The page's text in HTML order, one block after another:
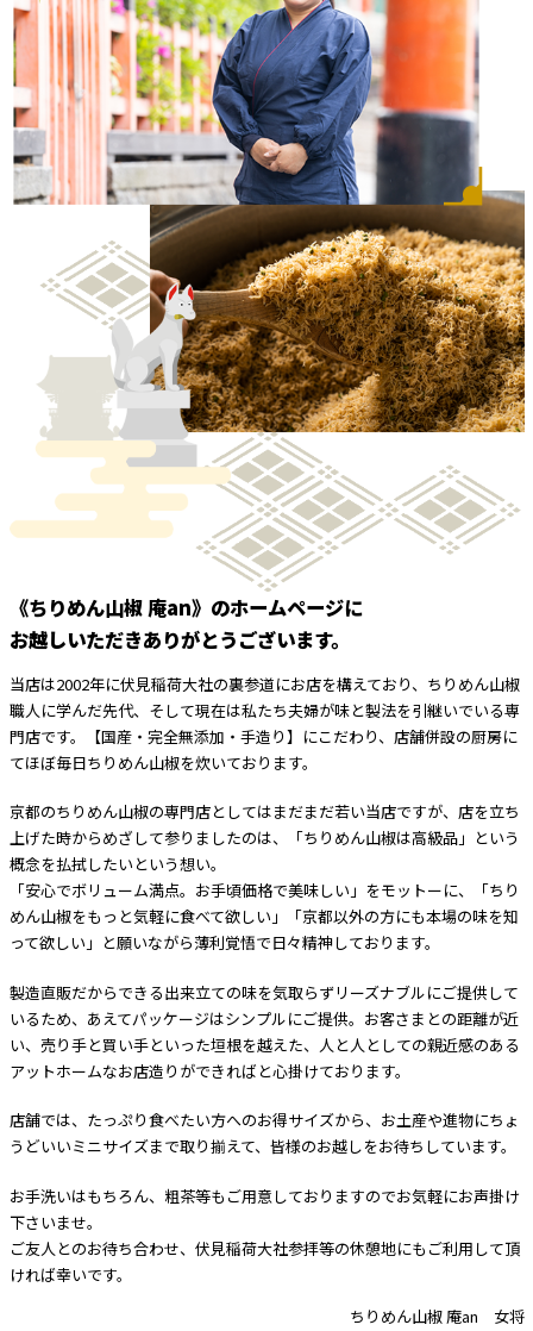
《ちりめん山椒 庵an》のホームページに
お越しいただきありがとうございます。
当店は2002年に伏見稲荷大社の裏参道にお店を構えており、ちりめん山椒
職人に学んだ先代、そして現在は私たち夫婦が味と製法を引継いでいる専
門店です。【国産・完全無添加・手造り】にこだわり、店舗併設の厨房に
てほぼ毎日ちりめん山椒を炊いております。
京都のちりめん山椒の専門店としてはまだまだ若い当店ですが、店を立ち
上げた時からめざして参りましたのは、「ちりめん山椒は高級品」という
概念を払拭したいという想い。
「安心でボリューム満点。お手頃価格で美味しい」をモットーに、「ちり
めん山椒をもっと気軽に食べて欲しい」「京都以外の方にも本場の味を知
って欲しい」と願いながら薄利覚悟で日々精神しております。
製造直販だからできる出来立ての味を気取らずリーズナブルにご提供して
いるため、あえてパッケージはシンプルにご提供。お客さまとの距離が近
い、売り手と買い手といった垣根を越えた、人と人としての親近感のある
アットホームなお店造りができればと心掛けております。
店舗では、たっぷり食べたい方へのお得サイズから、お土産や進物にちょ
うどいいミニサイズまで取り揃えて、皆様のお越しをお待ちしています。
お手洗いはもちろん、粗茶等もご用意しておりますのでお気軽にお声掛け
下さいませ。
ご友人とのお待ち合わせ、伏見稲荷大社参拝等の休憩地にもご利用して頂
ければ幸いです。
ちりめん山椒 庵an 女将